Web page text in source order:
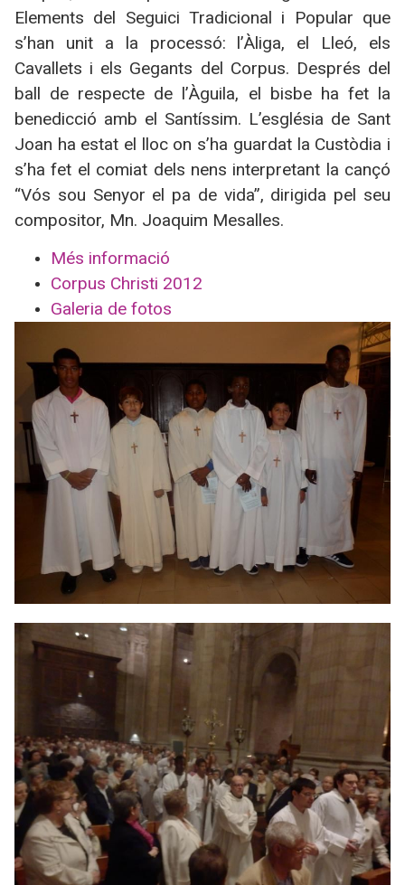
Elements del Seguici Tradicional i Popular que
s’han unit a la processó: l’Àliga, el Lleó, els
Cavallets i els Gegants del Corpus. Després del
ball de respecte de l’Àguila, el bisbe ha fet la
benedicció amb el Santíssim. L’església de Sant
Joan ha estat el lloc on s’ha guardat la Custòdia i
s’ha fet el comiat dels nens interpretant la cançó
“Vós sou Senyor el pa de vida”, dirigida pel seu
compositor, Mn. Joaquim Mesalles.
Més informació
Corpus Christi 2012
Galeria de fotos